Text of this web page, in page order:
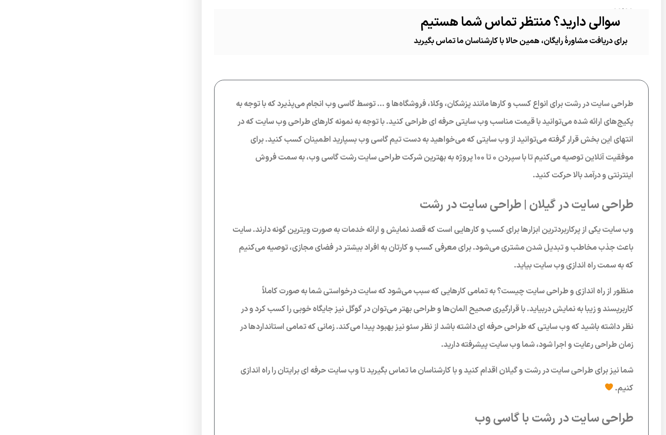
00:00
برای افزایش یا کاهش صدا از کلیدهای بالا و پایین استفاده کنید.
سوالی دارید؟ منتظر تماس شما هستیم
برای دریافت مشاورۀ رایگان، همین حالا با کارشناسان ما تماس بگیرید
طراحی سایت در رشت برای انواع کسب و کارها مانند پزشکان، وکلا، فروشگاه‌ها و … توسط گاسی وب انجام می‌پذیرد که با توجه به
پکیج‌های ارائه شده می‌توانید با قیمت مناسب وب سایتی حرفه ای طراحی کنید. با توجه به نمونه کارهای طراحی وب سایت که در
انتهای این بخش قرار گرفته می‌توانید از وب سایتی که می‌خواهید به دست تیم گاسی وب بسپارید اطمینان کسب کنید. برای
موفقیت آنلاین توصیه می‌کنیم تا با سپردن 0 تا 100 پروژه به بهترین شرکت طراحی سایت رشت گاسی وب، به سمت فروش
اینترنتی و درآمد بالا حرکت کنید.
طراحی سایت در گیلان | طراحی سایت در رشت
وب سایت یکی از پرکاربردترین ابزارها برای کسب و کارهایی است که قصد نمایش و ارائه خدمات به صورت ویترین گونه دارند. سایت
باعث جذب مخاطب و تبدیل شدن مشتری می‌شود. برای معرفی کسب و کارتان به افراد بیشتر در فضای مجازی، توصیه می‌کنیم
که به سمت راه اندازی وب سایت بیاید.
منظور از راه اندازی و طراحی سایت چیست؟ به تمامی کارهایی که سبب می‌شود که سایت درخواستی شما به صورت کاملاً
کاربرپسند و زیبا به نمایش دربیاید. با قرارگیری صحیح المان‌ها و طراحی بهتر می‌توان در گوگل نیز جایگاه خوبی را کسب کرد و در
نظر داشته باشید که وب سایتی که طراحی حرفه ای داشته باشد از نظر سئو نیز بهبود پیدا می‌کند. زمانی که تمامی استانداردها در
زمان طراحی رعایت و اجرا شود، شما وب سایت پیشرفته دارید.
شما نیز برای طراحی سایت در رشت و گیلان اقدام کنید و با کارشناسان ما تماس بگیرید تا وب سایت حرفه ای برایتان را راه اندازی
کنیم.
طراحی سایت در رشت با گاسی وب